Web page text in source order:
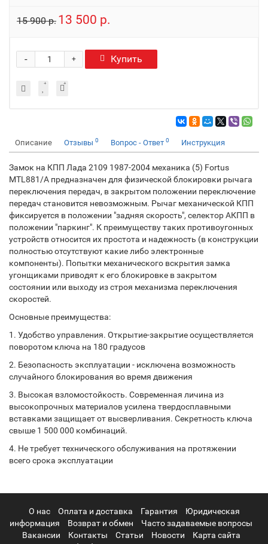
15 900 р. 13 500 р.
+
- Купить
Описание Отзывы 0 Вопрос - Ответ 0 Инструкция
Замок на КПП Лада 2109 1987-2004 механика (5) Fortus
MTL881/A предназначен для физической блокировки рычага
переключения передач, в закрытом положении переключение
передач становится невозможным. Рычаг механической КПП
фиксируется в положении "задняя скорость", селектор АКПП в
положении "паркинг". К преимуществу таких противоугонных
устройств относится их простота и надежность (в конструкции
полностью отсутствуют какие либо электронные
компоненты). Попытки механического вскрытия замка
угонщиками приводят к его блокировке в закрытом
состоянии или выходу из строя механизма переключения
скоростей.
Основные преимущества:
1. Удобство управления. Открытие-закрытие осуществляется
поворотом ключа на 180 градусов
2. Безопасность эксплуатации - исключена возможность
случайного блокирования во время движения
3. Высокая взломостойкость. Современная личина из
высокопрочных материалов усилена твердосплавными
вставками защищает от высверливания. Секретность ключа
свыше 1 500 000 комбинаций.
4. Не требует технического обслуживания на протяжении
всего срока эксплуатации
О нас Оплата и доставка Гарантия
Юридическая
информация
Возврат и обмен
Часто задаваемые вопросы
Вакансии
Контакты Статьи Новости
Карта сайта